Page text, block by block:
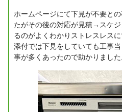
ホームページにて下見が不要と
たがその後の対応が見積→スケ
るのがよくわかりストレスレス
添付では下見をしていても工事
事が多くあったので助かりました